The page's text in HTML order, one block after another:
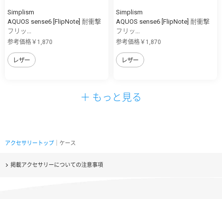
Simplism
AQUOS sense6 [FlipNote] 耐衝撃
フリッ...
参考価格￥1,870
レザー
Simplism
AQUOS sense6 [FlipNote] 耐衝撃
フリッ...
参考価格￥1,870
レザー
＋ もっと見る
アクセサリートップ ｜ケース
掲載アクセサリーについての注意事項